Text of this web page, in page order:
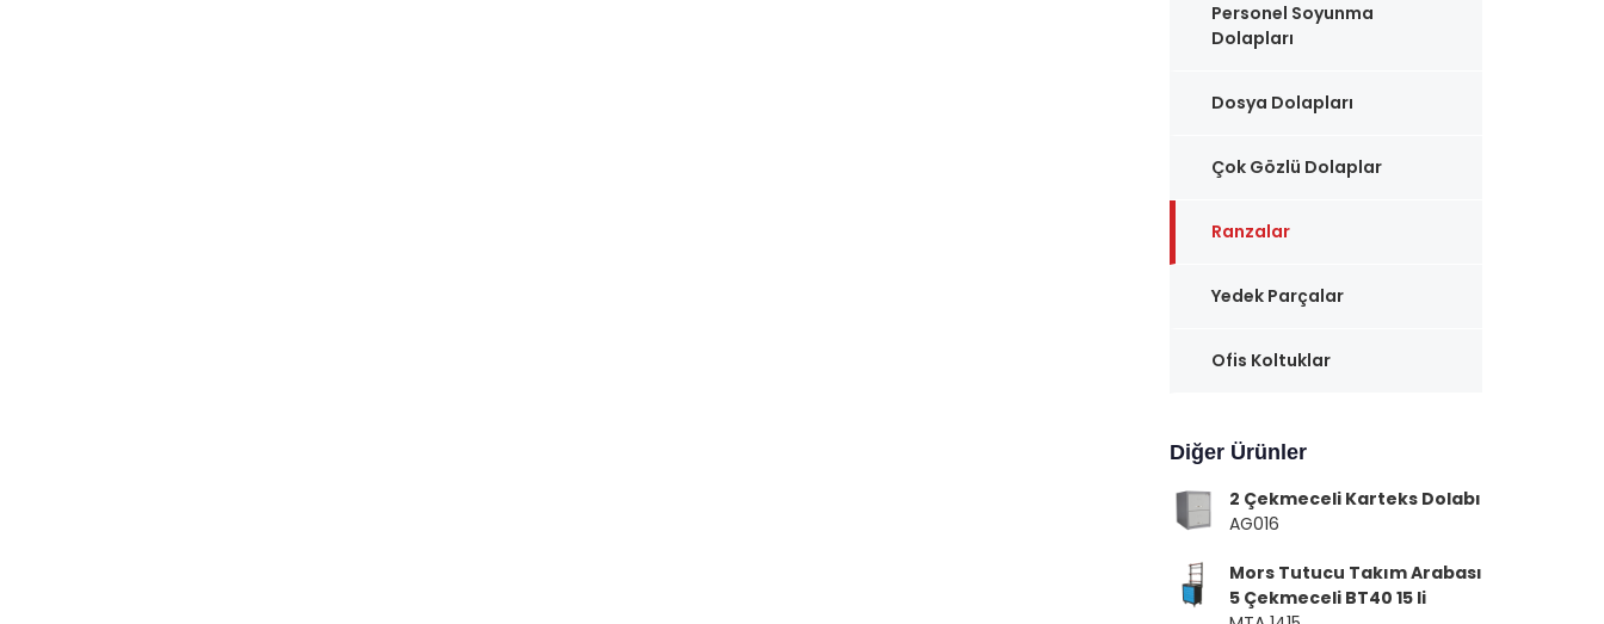
Personel Soyunma
Dolapları
Dosya Dolapları
Çok Gözlü Dolaplar
Ranzalar
Yedek Parçalar
Ofis Koltuklar
Diğer Ürünler
2 Çekmeceli Karteks Dolabı
AG016
Mors Tutucu Takım Arabası
5 Çekmeceli BT40 15 li